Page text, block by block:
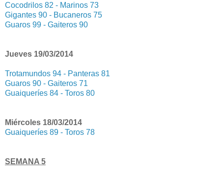
Cocodrilos 82 - Marinos 73
Gigantes 90 - Bucaneros 75
Guaros 99 - Gaiteros 90
Jueves 19/03/2014
Trotamundos 94 - Panteras 81
Guaros 90 - Gaiteros 71
Guaiqueríes 84 - Toros 80
Miércoles 18/03/2014
Guaiqueríes 89 - Toros 78
SEMANA 5